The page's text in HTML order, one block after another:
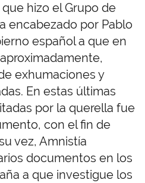
hizo el Grupo de
encabezado por Pablo
español a que en
exhumaciones y
En estas últimas
por la querella fue
con el fin de
vez, Amnistía
documentos en los
a que investigue los